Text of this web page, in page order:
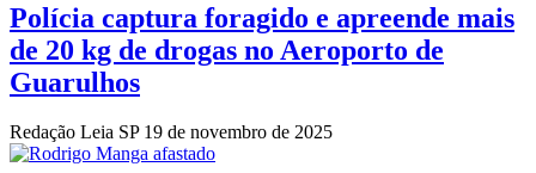
Polícia captura foragido e apreende mais
de 20 kg de drogas no Aeroporto de
Guarulhos
Redação Leia SP 19 de novembro de 2025